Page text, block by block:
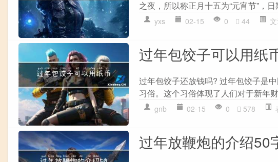
之夜，所以称正月十五为“元宵节”，
yxs 02-15 0 44
过年包饺子可以用纸
过年包饺子还放钱吗? 过年包饺子是
习俗。这个习俗体现了人们对于新年
gnb 02-15 0 578
过年放鞭炮的介绍50